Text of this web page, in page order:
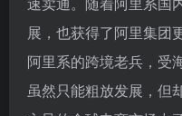
展，也获得了阿里集团
阿里系的跨境老兵，受
虽然只能粗放发展，但
主导的全球电商市场中